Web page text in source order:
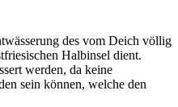
des vom Deich völlig
Halbinsel dient.
werden, da keine
sein können, welche den